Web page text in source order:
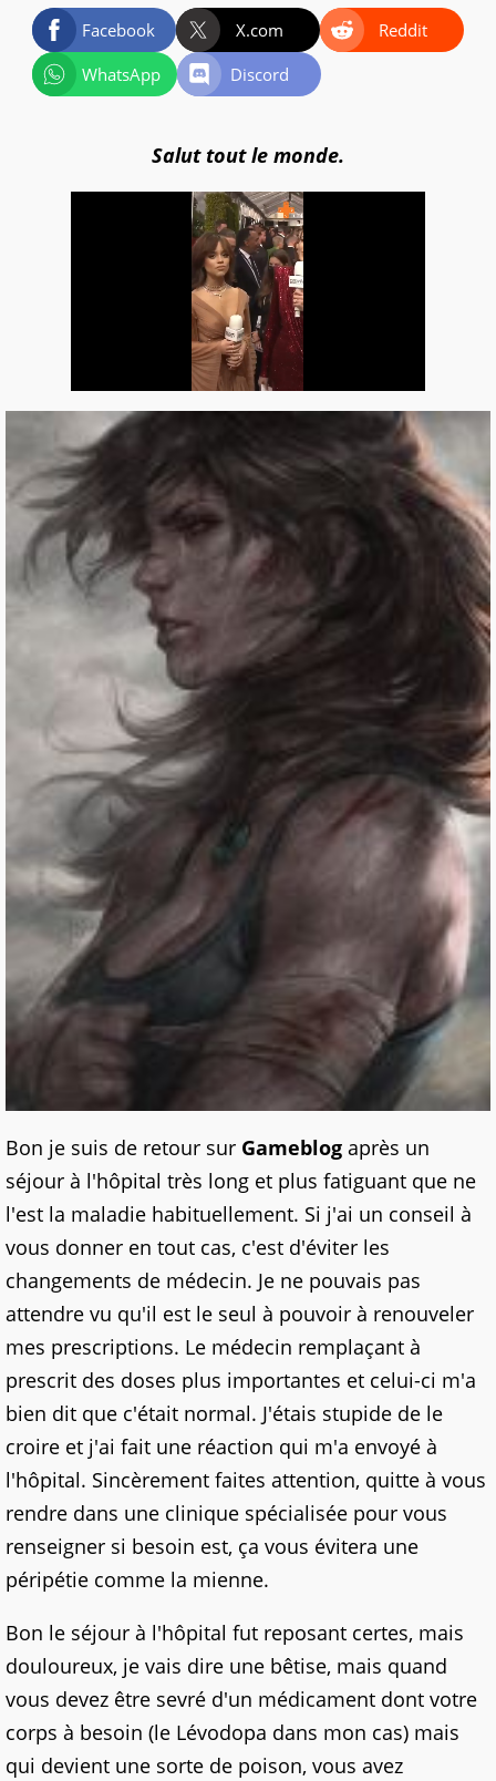
Facebook X.com
Reddit
WhatsApp
Discord
Salut tout le monde.
Bon je suis de retour sur Gameblog après un
séjour à l'hôpital très long et plus fatiguant que ne
l'est la maladie habituellement. Si j'ai un conseil à
vous donner en tout cas, c'est d'éviter les
changements de médecin. Je ne pouvais pas
attendre vu qu'il est le seul à pouvoir à renouveler
mes prescriptions. Le médecin remplaçant à
prescrit des doses plus importantes et celui-ci m'a
bien dit que c'était normal. J'étais stupide de le
croire et j'ai fait une réaction qui m'a envoyé à
l'hôpital. Sincèrement faites attention, quitte à vous
rendre dans une clinique spécialisée pour vous
renseigner si besoin est, ça vous évitera une
péripétie comme la mienne.
Bon le séjour à l'hôpital fut reposant certes, mais
douloureux, je vais dire une bêtise, mais quand
vous devez être sevré d'un médicament dont votre
corps à besoin (le Lévodopa dans mon cas) mais
qui devient une sorte de poison, vous avez